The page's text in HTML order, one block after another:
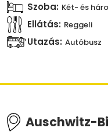
Szoba: Két- és
Ellátás: Reggeli
Utazás: Autóbusz
Auschwitz-